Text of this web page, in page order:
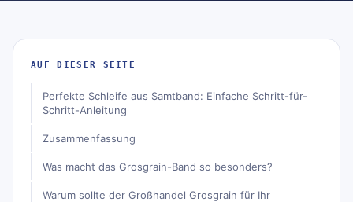
AUF DIESER SEITE
Perfekte Schleife aus Samtband: Einfache Schritt-für-
Schritt-Anleitung
Zusammenfassung
Was macht das Grosgrain-Band so besonders?
Warum sollte der Großhandel Grosgrain für Ihr